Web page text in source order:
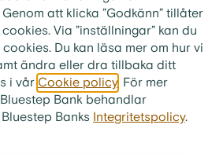
att klicka ”Godkänn” tillåter
Via ”inställningar” kan du
Du kan läsa mer om hur vi
ändra eller dra tillbaka ditt
i vår Cookie policy . För mer
Bank behandlar
Banks Integritetspolicy.
alla som har en inkomst
typer av skatter och
utifrån olika faktorer
eller vilken inkomst du har.
vi skatt?